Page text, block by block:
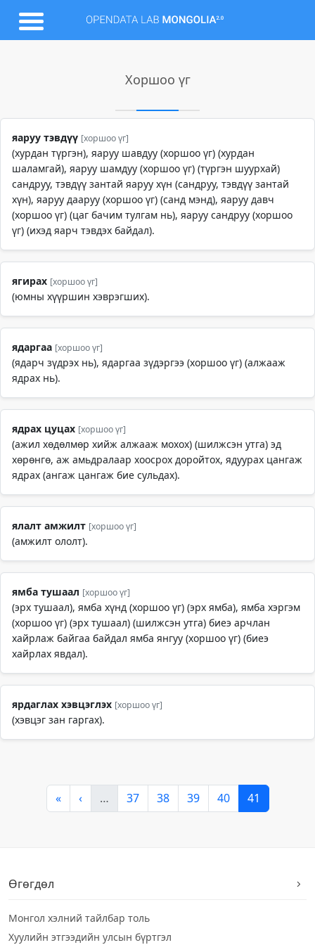
Хоршоо үг
яаруу тэвдүү [хоршоо үг]
(хурдан түргэн), яаруу шавдуу (хоршоо үг) (хурдан
шаламгай), яаруу шамдуу (хоршоо үг) (түргэн шуурхай)
сандруу, тэвдүү зантай яаруу хүн (сандруу, тэвдүү зантай
хүн), яаруу дааруу (хоршоо үг) (санд мэнд), яаруу давч
(хоршоо үг) (цаг бачим тулгам нь), яаруу сандруу (хоршоо
үг) (ихэд яарч тэвдэх байдал).
ягирах [хоршоо үг]
(юмны хүүршин хэврэгших).
ядаргаа [хоршоо үг]
(ядарч зүдрэх нь), ядаргаа зүдэргээ (хоршоо үг) (алжааж
ядрах нь).
ядрах цуцах [хоршоо үг]
(ажил хөдөлмөр хийж алжааж мохох) (шилжсэн утга) эд
хөрөнгө, аж амьдралаар хоосрох доройтох, ядуурах цангаж
ядрах (ангаж цангаж бие сульдах).
ялалт амжилт [хоршоо үг]
(амжилт ололт).
ямба тушаал [хоршоо үг]
(эрх тушаал), ямба хүнд (хоршоо үг) (эрх ямба), ямба хэргэм
(хоршоо үг) (эрх тушаал) (шилжсэн утга) биеэ арчлан
хайрлаж байгаа байдал ямба янгуу (хоршоо үг) (биеэ
хайрлах явдал).
ярдаглах хэвцэглэх [хоршоо үг]
(хэвцэг зан гаргах).
« ‹ … 37 38 39 40 41
Өгөгдөл
Монгол хэлний тайлбар толь
Хуулийн этгээдийн улсын бүртгэл